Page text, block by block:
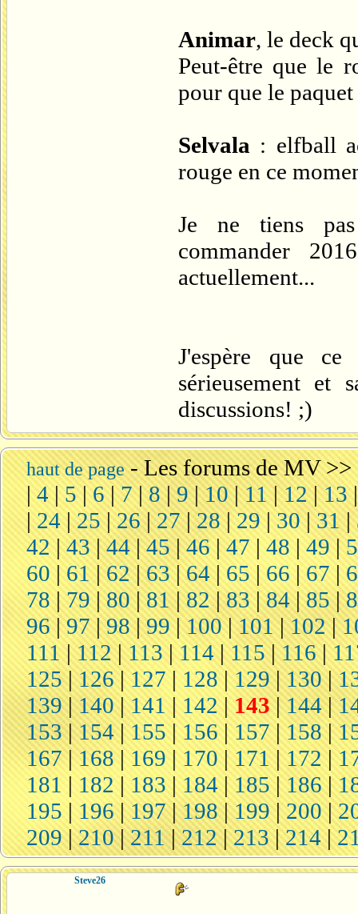
Animar, le deck
Peut-être que le
pour que le
Selvala : elfball
rouge en ce
Je ne tiens
commander
actuellement...
J'espère que
sérieusement et
discussions! ;)
haut de page-Les forums de MV>>
|4| 5|6 |7|8|9|10|11 |12|13
|24 |25|26|27|28|29| 30|31 |
42|43|44|45|46|47 |48 |49|
60 | 61|62|63|64| 65| 66 |67 |
78| 79|80|81|82|83|84 |85|
96|97|98|99 |100|101|102|
111 |112| 113 | 114| 115| 116|
125|126|127 | 128 |129|130|
139|140|141 | 142 | 143|144|
153|154|155 |156 |157 |158|
167|168 | 169 | 170 | 171 |172 |
181 | 182 | 183 | 184 | 185 |186|
195 | 196 |197|198|199|200 |
209|210|211|212|213|214|
Steve26